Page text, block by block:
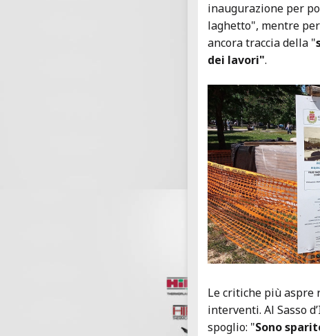
inaugurazione per
laghetto", mentre per
ancora traccia della "
dei lavori".
Le critiche più aspre
interventi. Al Sasso
spoglio: "Sono